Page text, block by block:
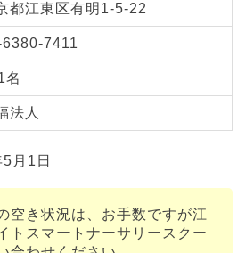
都江東区有明1-5-22
7411
名
法人
月1日
空き状況は、お手数ですが江
トスマートナーサリースクー